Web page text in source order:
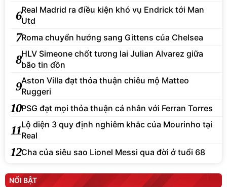
6Real Madrid ra điều kiện khó vụ Endrick tới Man
Utd
7Roma chuyển hướng sang Gittens của Chelsea
8HLV Simeone chốt tương lai Julian Alvarez giữa
bão tin đồn
9Aston Villa đạt thỏa thuận chiêu mộ Matteo
Ruggeri
10PSG đạt mọi thỏa thuận cá nhân với Ferran Torres
11Lộ diện 3 quy định nghiêm khắc của Mourinho tại
Real
12Cha của siêu sao Lionel Messi qua đời ở tuổi 68
NỔI BẬT